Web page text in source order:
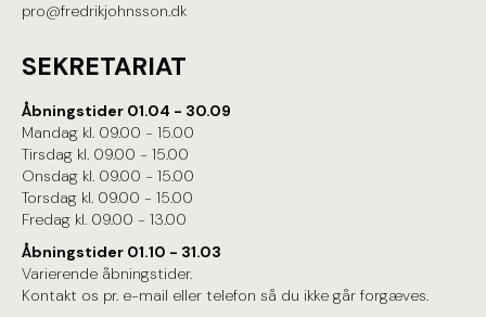
pro@fredrikjohnsson.dk
SEKRETARIAT
Åbningstider 01.04 - 30.09
Mandag kl. 09.00 - 15.00
Tirsdag kl. 09.00 - 15.00
Onsdag kl. 09.00 - 15.00
Torsdag kl. 09.00 - 15.00
Fredag kl. 09.00 - 13.00
Åbningstider 01.10 - 31.03
Varierende åbningstider.
Kontakt os pr. e-mail eller telefon så du ikke går forgæves.